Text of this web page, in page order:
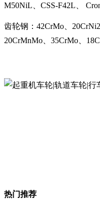
M50NiL、CSS-F42L、
齿轮钢：42CrMo、
20CrMnMo、35CrMo、
热门推荐